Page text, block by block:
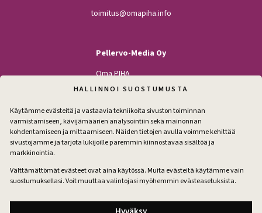
HALLINNOI SUOSTUMUSTA
Käytämme evästeitä ja vastaavia tekniikoita sivuston toiminnan
varmistamiseen, kävijämäärien analysointiin sekä mainonnan
kohdentamiseen ja mittaamiseen. Näiden tietojen avulla voimme kehittää
sivustojamme ja tarjota lukijoille paremmin kiinnostavaa sisältöä ja
markkinointia.
Välttämättömät evästeet ovat aina käytössä. Muita evästeitä käytämme vain
suostumuksellasi. Voit muuttaa valintojasi myöhemmin evästeasetuksista.
toimitus@omapiha.info
Pellervo-Media Oy
Oma PIHA
Kodin Pellervo
Maatilan Pellervo
Facebook
Instagram